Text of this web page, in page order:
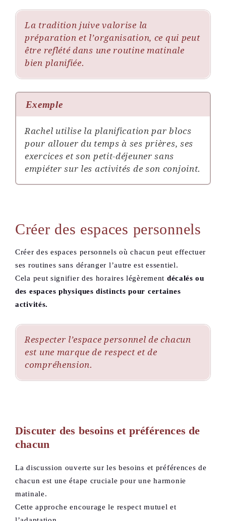
La tradition juive valorise la
préparation et l’organisation, ce qui peut
être reflété dans une routine matinale
bien planifiée.
Exemple
Rachel utilise la planification par blocs
pour allouer du temps à ses prières, ses
exercices et son petit-déjeuner sans
empiéter sur les activités de son conjoint.
Créer des espaces personnels
Créer des espaces personnels où chacun peut effectuer
ses routines sans déranger l’autre est essentiel.
Cela peut signifier des horaires légèrement décalés ou
des espaces physiques distincts pour certaines
activités.
Respecter l’espace personnel de chacun
est une marque de respect et de
compréhension.
Discuter des besoins et préférences de
chacun
La discussion ouverte sur les besoins et préférences de
chacun est une étape cruciale pour une harmonie
matinale.
Cette approche encourage le respect mutuel et